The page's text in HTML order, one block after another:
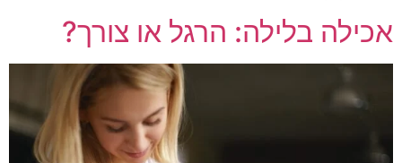
אכילה בלילה: הרגל או צורך?